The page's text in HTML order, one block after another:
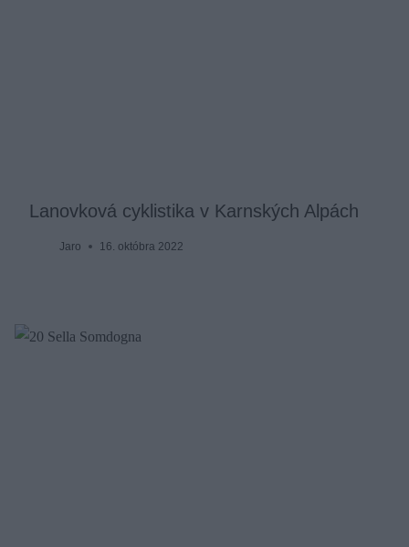
Lanovková cyklistika v Karnských Alpách
Jaro 16. októbra 2022